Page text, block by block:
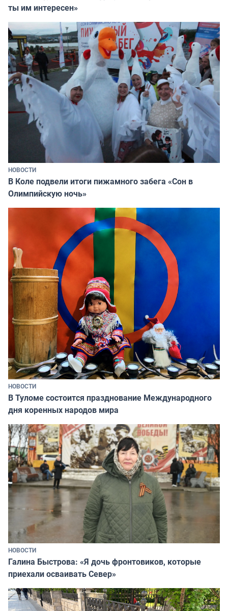
ты им интересен»
НОВОСТИ
В Коле подвели итоги пижамного забега «Сон в
Олимпийскую ночь»
НОВОСТИ
В Туломе состоится празднование Международного
дня коренных народов мира
НОВОСТИ
Галина Быстрова: «Я дочь фронтовиков, которые
приехали осваивать Север»